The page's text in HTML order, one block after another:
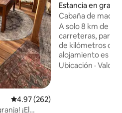
Calificación promedio: 4.97 de
4.97 (262)
¡El
Estancia en granja
Hache
Cabaña de
con canoa y
A solo 8 km de la
carreteras,
de kilómetros de
alojamiento es
200 acres, en un
Ubicación ·Valor